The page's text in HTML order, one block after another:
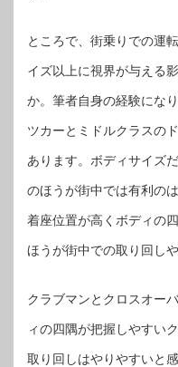
ところで、街乗りでの運
イズ以上に視界が与える
か。筆者自身の経験にな
ツカーとミドルクラスの
あります。ボディサイズ
のほうが街中では有利の
着座位置が高くボディの
ほうが街中での取り回し
クラブマンとクロスオー
ィの四隅が把握しやすい
取り回しはやりやすいと